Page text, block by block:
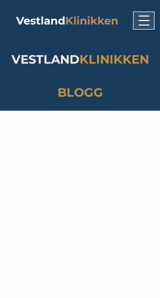
VESTLANDKLINIKKEN
BLOGG